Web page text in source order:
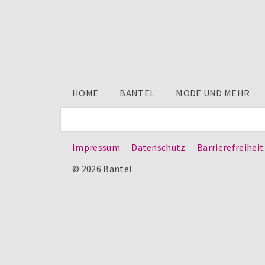
HOME BANTEL MODE UND MEHR
Impressum Datenschutz
Barrierefreiheit
© 2026 Bantel